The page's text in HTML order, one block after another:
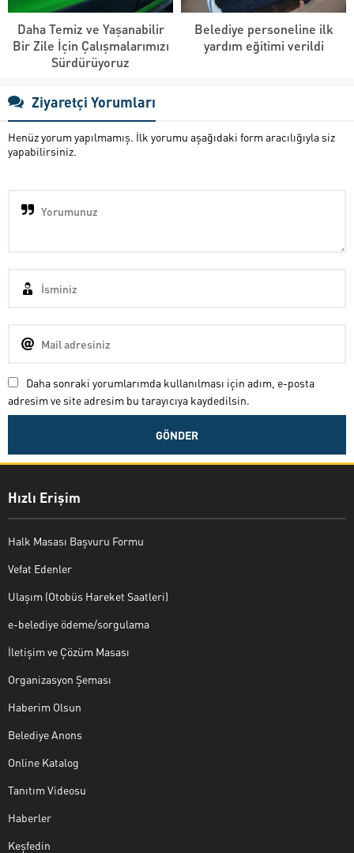
Daha Temiz ve Yaşanabilir
Bir Zile İçin Çalışmalarımızı
Sürdürüyoruz
Belediye personeline ilk
yardım eğitimi verildi
Ziyaretçi Yorumları
Henüz yorum yapılmamış. İlk yorumu aşağıdaki form aracılığıyla siz
yapabilirsiniz.
Daha sonraki yorumlarımda kullanılması için adım, e-posta
adresim ve site adresim bu tarayıcıya kaydedilsin.
Hızlı Erişim
Halk Masası Başvuru Formu
Vefat Edenler
Ulaşım (Otobüs Hareket Saatleri)
e-belediye ödeme/sorgulama
İletişim ve Çözüm Masası
Organizasyon Şeması
Haberim Olsun
Belediye Anons
Online Katalog
Tanıtım Videosu
Haberler
Keşfedin